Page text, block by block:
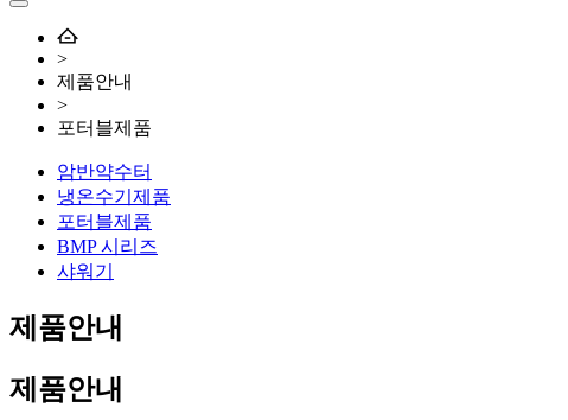
>
제품안내
>
포터블제품
암반약수터
냉온수기제품
포터블제품
BMP 시리즈
샤워기
제품안내
제 품안내